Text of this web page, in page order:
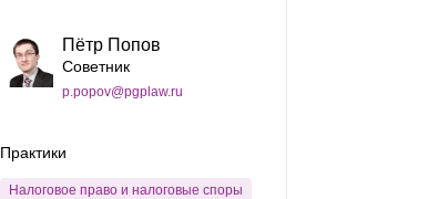
日本語
Português
Пётр Попов
Советник
p.popov@pgplaw.ru
Практики
Налоговое право и налоговые споры